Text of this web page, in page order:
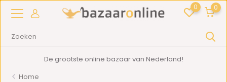
0 0
De grootste online bazaar van Nederland!
Home